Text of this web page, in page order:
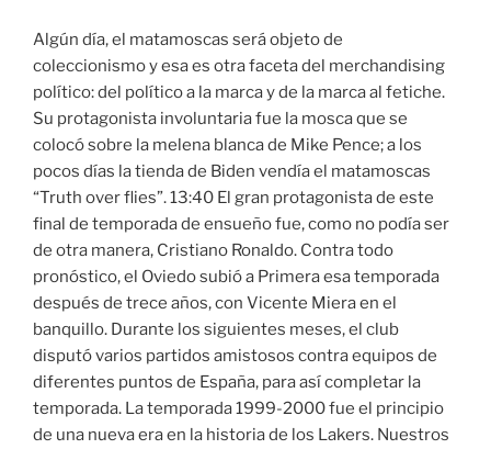
Algún día, el matamoscas será objeto de
coleccionismo y esa es otra faceta del merchandising
político: del político a la marca y de la marca al fetiche.
Su protagonista involuntaria fue la mosca que se
colocó sobre la melena blanca de Mike Pence; a los
pocos días la tienda de Biden vendía el matamoscas
“Truth over flies”. 13:40 El gran protagonista de este
final de temporada de ensueño fue, como no podía ser
de otra manera, Cristiano Ronaldo. Contra todo
pronóstico, el Oviedo subió a Primera esa temporada
después de trece años, con Vicente Miera en el
banquillo. Durante los siguientes meses, el club
disputó varios partidos amistosos contra equipos de
diferentes puntos de España, para así completar la
temporada. La temporada 1999-2000 fue el principio
de una nueva era en la historia de los Lakers. Nuestros